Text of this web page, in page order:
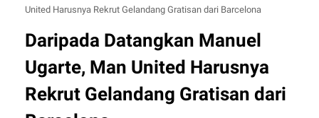
United Harusnya Rekrut Gelandang Gratisan dari Barcelona
Daripada Datangkan Manuel
Ugarte, Man United Harusnya
Rekrut Gelandang Gratisan dari